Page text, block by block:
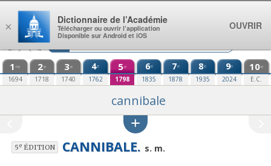
Aller au contenu
1 re
1694
2e
1718
3e
1740
4e
1762
5e
1798
6e
1835
7e
1878
8e
1935
9e
2024
10e
E.C.
cannibale
5eÉDITION CANNIBALE. s. m.
×
Dictionnaire de l’Académie
Télécharger ou ouvrir l’application
Disponible sur Android et iOS
OUVRIR